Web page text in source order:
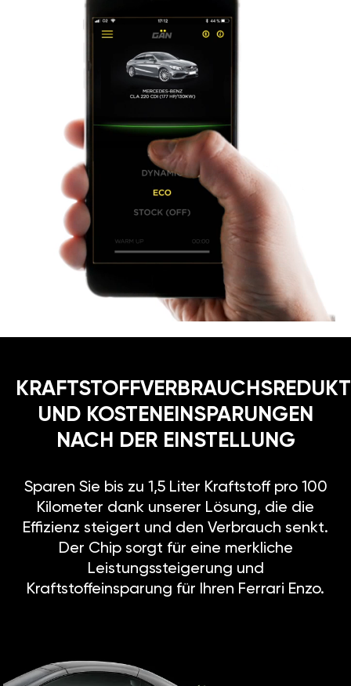
UND KOSTENEINSPARUNGEN
NACH DER EINSTELLUNG
Sparen Sie bis zu 1,5 Liter Kraftstoff pro 100
Kilometer dank unserer Lösung, die die
Effizienz steigert und den Verbrauch senkt.
Der Chip sorgt für eine merkliche
Leistungssteigerung und
Kraftstoffeinsparung für Ihren Ferrari Enzo.